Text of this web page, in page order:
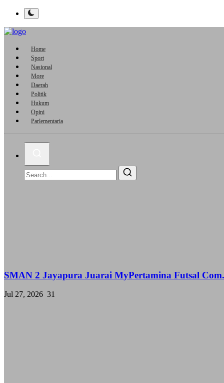
Home
Sport
Nasional
More
Daerah
Politik
Hukum
Opini
Parlementaria
SMAN 2 Jayapura Juarai MyPertamina Futsal
Jul 27, 2026 31